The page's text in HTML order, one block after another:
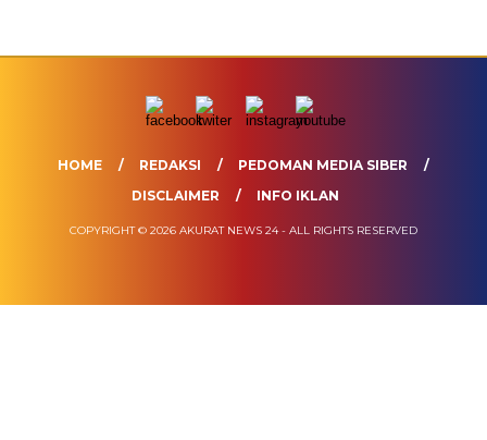
HOME REDAKSI
PEDOMAN MEDIA SIBER
DISCLAIMER
INFO IKLAN
COPYRIGHT © 2026 AKURAT NEWS 24 - ALL RIGHTS RESERVED